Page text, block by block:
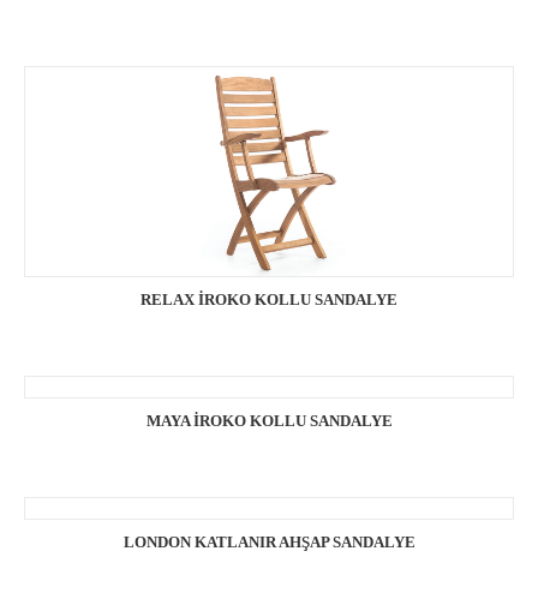
RELAX İROKO KOLLU SANDALYE
MAYA İROKO KOLLU SANDALYE
LONDON KATLANIR AHŞAP SANDALYE